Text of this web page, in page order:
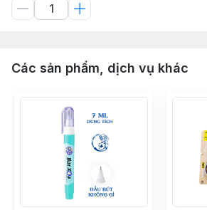
Các sản phẩm, dịch vụ khác